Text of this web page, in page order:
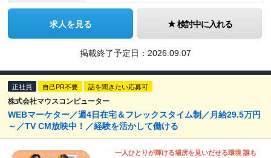
求人を見る 検討中に入れる
掲載終了予定日： 2026.09.07
正社員 自己PR不要 話を聞きたい応募可
株式会社マウスコンピューター
WEBマーケター／週4日在宅＆フレックスタイム制／月給29.5万円
～／TV CM放映中！／経験を活かして働ける
一人ひとりが輝ける場所を見いだせる環境 誰も